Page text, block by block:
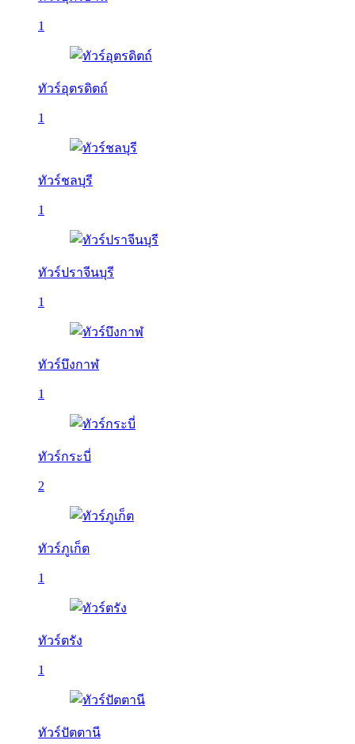
1
ทัวร์อุตรดิตถ์
1
ทัวร์ชลบุรี
1
ทัวร์ปราจีนบุรี
1
ทัวร์บึงกาฬ
1
ทัวร์กระบี่
2
ทัวร์ภูเก็ต
1
ทัวร์ตรัง
1
ทัวร์ปัตตานี